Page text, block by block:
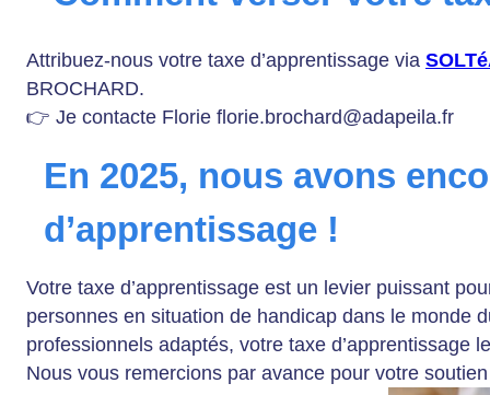
Attribuez-nous votre taxe d’apprentissage via
BROCHARD.
👉 Je contacte Florie florie.brochard@adapeila.fr
En 2025, nous avons
d’apprentissage !
Votre taxe d’apprentissage est un levier puissant
personnes en situation de handicap dans le monde
professionnels adaptés, votre taxe d’apprentissage
Nous vous remercions par avance pour votre